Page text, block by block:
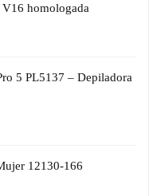
homologada
5 PL5137 – Depiladora
12130-166